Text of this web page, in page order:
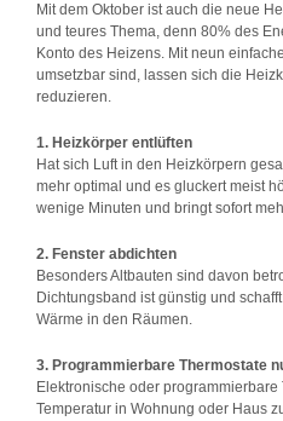
Mit dem Oktober ist auch die neue
und teures Thema, denn 80% des
Konto des Heizens. Mit neun
umsetzbar sind, lassen sich die
reduzieren.
1. Heizkörper entlüften
Hat sich Luft in den Heizkörpern
mehr optimal und es gluckert meist
wenige Minuten und bringt sofort
2. Fenster abdichten
Besonders Altbauten sind davon
Dichtungsband ist günstig und
Wärme in den Räumen.
3. Programmierbare Thermostate
Elektronische oder
Temperatur in Wohnung oder Haus